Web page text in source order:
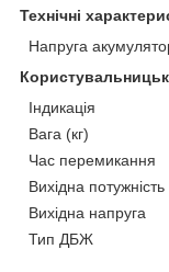
Технічні
Напруга
Індикація
Вага (кг)
Час перемикання
Вихідна потужність
Вихідна напруга
Тип ДБЖ